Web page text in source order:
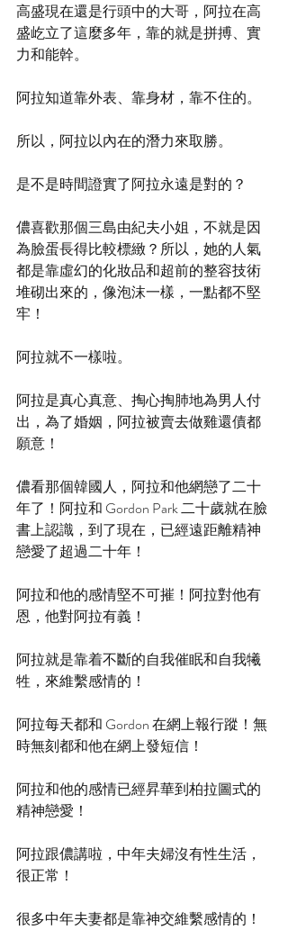
高盛現在還是行頭中的大哥，阿拉在高
盛屹立了這麼多年，靠的就是拼搏、實
力和能幹。
阿拉知道靠外表、靠身材，靠不住的。
所以，阿拉以內在的潛力來取勝。
是不是時間證實了阿拉永遠是對的？
儂喜歡那個三島由紀夫小姐，不就是因
為臉蛋長得比較標緻？所以，她的人氣
都是靠虛幻的化妝品和超前的整容技術
堆砌出來的，像泡沫一樣，一點都不堅
牢！
阿拉就不一樣啦。
阿拉是真心真意、掏心掏肺地為男人付
出，為了婚姻，阿拉被賣去做雞還債都
願意！
儂看那個韓國人，阿拉和他網戀了二十
年了！阿拉和 Gordon Park 二十歲就在臉
書上認識，到了現在，已經遠距離精神
戀愛了超過二十年！
阿拉和他的感情堅不可摧！阿拉對他有
恩，他對阿拉有義！
阿拉就是靠着不斷的自我催眠和自我犧
牲，來維繫感情的！
阿拉每天都和 Gordon 在網上報行蹤！無
時無刻都和他在網上發短信！
阿拉和他的感情已經昇華到柏拉圖式的
精神戀愛！
阿拉跟儂講啦，中年夫婦沒有性生活，
很正常！
很多中年夫妻都是靠神交維繫感情的！